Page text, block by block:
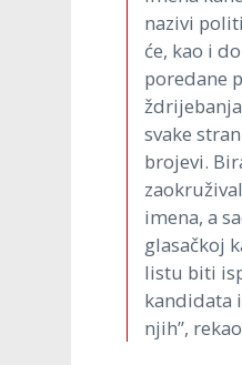
nazivi
će, kao i
poredane
svake
brojevi.
imena, a
glasačkoj
listu biti
kandidata
njih”,